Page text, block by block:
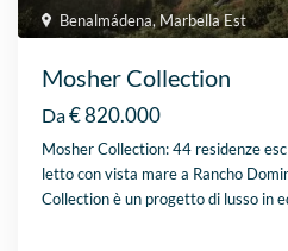
Benalmádena,Marbella Est
Mosher Collection
Da€ 820.000
Mosher Collection: 44 residenze
letto con vista mare a Rancho
Collection è un progetto di lusso in